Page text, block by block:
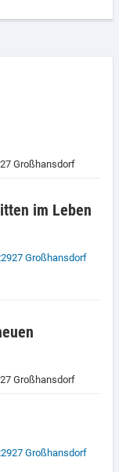
Großhansdorf
im Leben
Großhansdorf
Großhansdorf
Großhansdorf